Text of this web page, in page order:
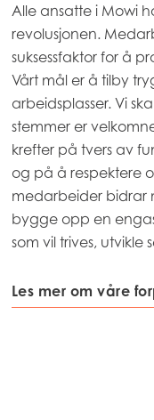
Alle ansatte i Mowi
revolusjonen.
suksessfaktor for å
Vårt mål er å tilby
arbeidsplasser. Vi
stemmer er
krefter på tvers av
og på å respektere
medarbeider bidrar
bygge opp en
som vil trives, utvikle
Les mer om våre